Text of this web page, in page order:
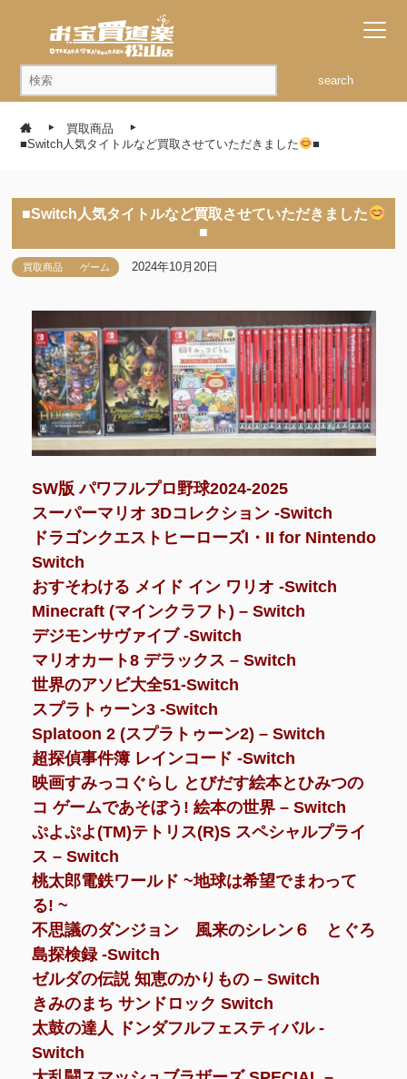
search
買取商品
■Switch人気タイトルなど買取させていただきました
■
■Switch人気タイトルなど買取させていただきました
■
買取商品 ゲーム 2024年10月20日
SW版 パワフルプロ野球2024-2025
スーパーマリオ 3Dコレクション -Switch
ドラゴンクエストヒーローズI・II for Nintendo
Switch
おすそわける メイド イン ワリオ -Switch
Minecraft (マインクラフト) – Switch
デジモンサヴァイブ -Switch
マリオカート8 デラックス – Switch
世界のアソビ大全51-Switch
スプラトゥーン3 -Switch
Splatoon 2 (スプラトゥーン2) – Switch
超探偵事件簿 レインコード -Switch
映画すみっコぐらし とびだす絵本とひみつの
コ ゲームであそぼう! 絵本の世界 – Switch
ぷよぷよ(TM)テトリス(R)S スペシャルプライ
ス – Switch
桃太郎電鉄ワールド ~地球は希望でまわって
る! ~
不思議のダンジョン 風来のシレン６ とぐろ
島探検録 -Switch
ゼルダの伝説 知恵のかりもの – Switch
きみのまち サンドロック Switch
太鼓の達人 ドンダフルフェスティバル -
Switch